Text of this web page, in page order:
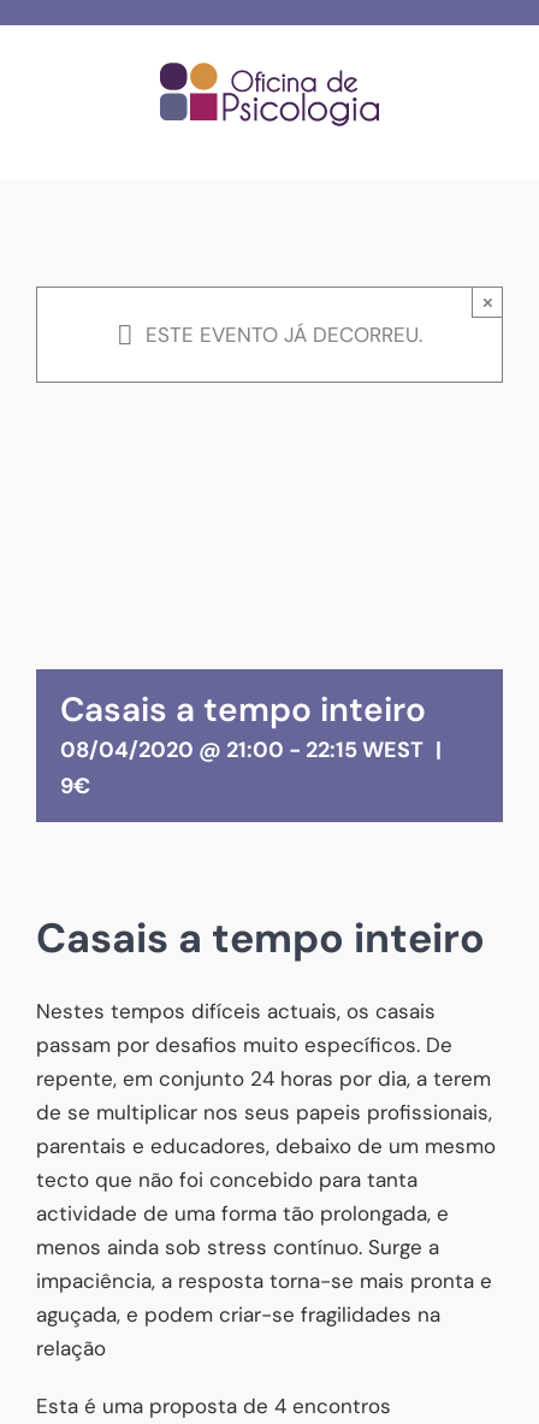
ESTE EVENTO JÁ DECORREU.
×
Casais a tempo inteiro
08/04/2020 @ 21:00 - 22:15WEST |
9€
Casais a tempo inteiro
Nestes tempos difíceis actuais, os casais
passam por desafios muito específicos. De
repente, em conjunto 24 horas por dia, a terem
de se multiplicar nos seus papeis profissionais,
parentais e educadores, debaixo de um mesmo
tecto que não foi concebido para tanta
actividade de uma forma tão prolongada, e
menos ainda sob stress contínuo. Surge a
impaciência, a resposta torna-se mais pronta e
aguçada, e podem criar-se fragilidades na
relação
Esta é uma proposta de 4 encontros